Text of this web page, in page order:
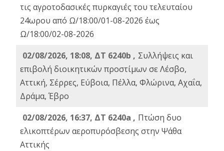
τις αγροτοδασικές πυρκαγιές του τελευταίου
24ωρου από Ω/18:00/01-08-2026 έως
Ω/18:00/02-08-2026
02/08/2026, 18:08, ΔΤ 6240b , Συλλήψεις και
επιβολή διοικητικών προστίμων σε Λέσβο,
Αττική, Σέρρες, Εύβοια, Πέλλα, Φλώρινα, Αχαΐα,
Δράμα, Έβρο
02/08/2026, 16:37, ΔΤ 6240a , Πτώση δυο
ελικοπτέρων αεροπυρόσβεσης στην Ψάθα
Αττικής